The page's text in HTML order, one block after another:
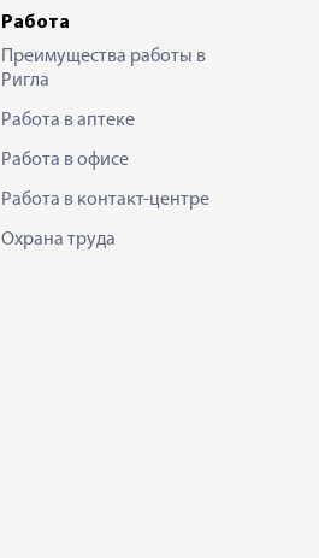
Работа
Преимущества работы в
Ригла
Работа в аптеке
Работа в офисе
Работа в контакт-центре
Охрана труда